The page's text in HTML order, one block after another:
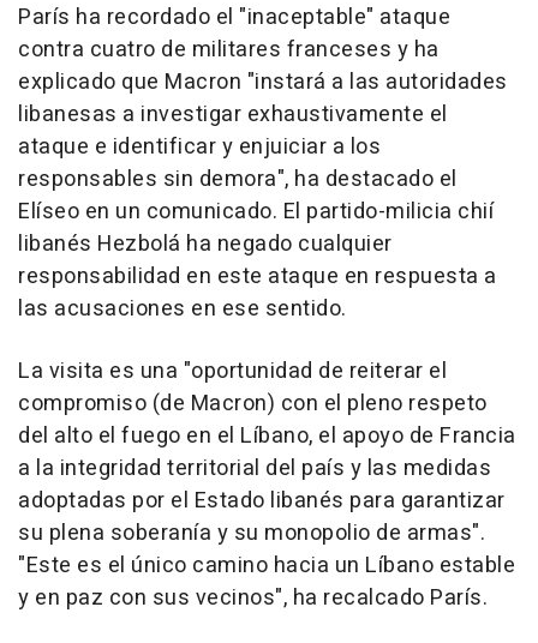
París ha recordado el "inaceptable" ataque
contra cuatro de militares franceses y ha
explicado que Macron "instará a las autoridades
libanesas a investigar exhaustivamente el
ataque e identificar y enjuiciar a los
responsables sin demora", ha destacado el
Elíseo en un comunicado. El partido-milicia chií
libanés Hezbolá ha negado cualquier
responsabilidad en este ataque en respuesta a
las acusaciones en ese sentido.
La visita es una "oportunidad de reiterar el
compromiso (de Macron) con el pleno respeto
del alto el fuego en el Líbano, el apoyo de Francia
a la integridad territorial del país y las medidas
adoptadas por el Estado libanés para garantizar
su plena soberanía y su monopolio de armas".
"Este es el único camino hacia un Líbano estable
y en paz con sus vecinos", ha recalcado París.